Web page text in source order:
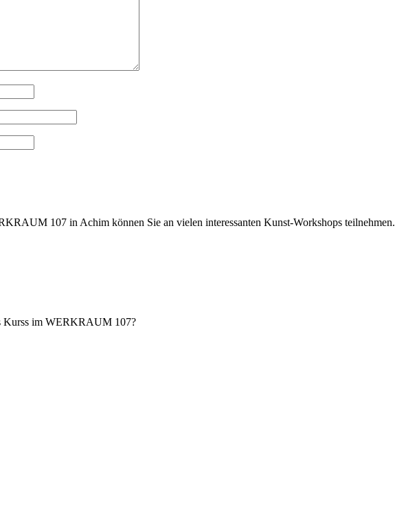
107 in Achim können Sie an vielen interessanten Kunst-Workshops teilnehmen.
Kurss im WERKRAUM 107?